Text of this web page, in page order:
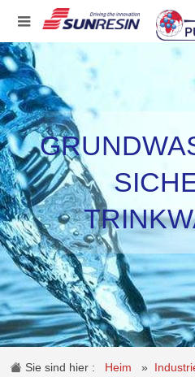
UNTERNEHMEN
PRODUKT
INDUSTRIE
INVESTOREN
NACHRICHT
KARRIERE
KONTAKT
Sie sind hier : Heim »